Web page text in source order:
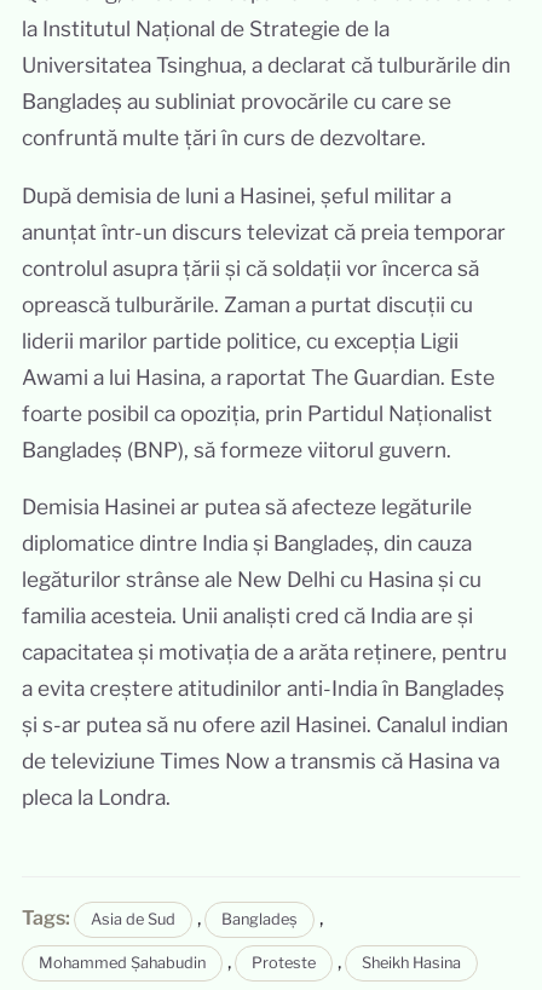
la Institutul Național de Strategie de la
Universitatea Tsinghua, a declarat că tulburările din
Bangladeș au subliniat provocările cu care se
confruntă multe țări în curs de dezvoltare.
După demisia de luni a Hasinei, șeful militar a
anunțat într-un discurs televizat că preia temporar
controlul asupra țării și că soldații vor încerca să
oprească tulburările. Zaman a purtat discuții cu
liderii marilor partide politice, cu excepția Ligii
Awami a lui Hasina, a raportat The Guardian. Este
foarte posibil ca opoziția, prin Partidul Naționalist
Bangladeș (BNP), să formeze viitorul guvern.
Demisia Hasinei ar putea să afecteze legăturile
diplomatice dintre India și Bangladeș, din cauza
legăturilor strânse ale New Delhi cu Hasina și cu
familia acesteia. Unii analiști cred că India are și
capacitatea și motivația de a arăta reținere, pentru
a evita creștere atitudinilor anti-India în Bangladeș
și s-ar putea să nu ofere azil Hasinei. Canalul indian
de televiziune Times Now a transmis că Hasina va
pleca la Londra.
Tags: Asia de Sud , Bangladeș ,
Mohammed Șahabudin , Proteste , Sheikh Hasina